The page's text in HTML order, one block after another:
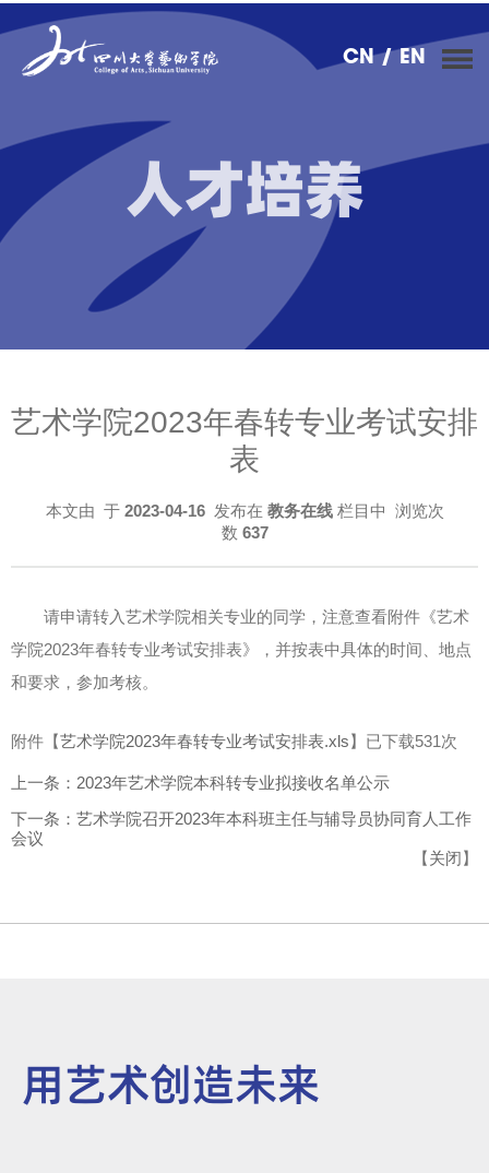
/ EN
CN
人才培养
艺术学院2023年春转专业考试安排
表
本文由 于 2023-04-16发布在 教务在线栏目中 浏览次
数 637
请申请转入艺术学院相关专业的同学，注意查看附件《艺术
学院2023年春转专业考试安排表》，并按表中具体的时间、地点
和要求，参加考核。
附件【艺术学院2023年春转专业考试安排表.xls】已下载531次
上一条：2023年艺术学院本科转专业拟接收名单公示
下一条：艺术学院召开2023年本科班主任与辅导员协同育人工作
会议
【关闭】
用艺术创造未来